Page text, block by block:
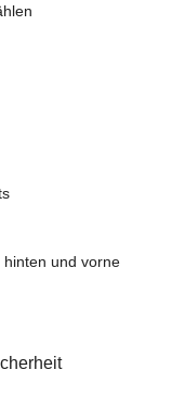
hinten und vorne